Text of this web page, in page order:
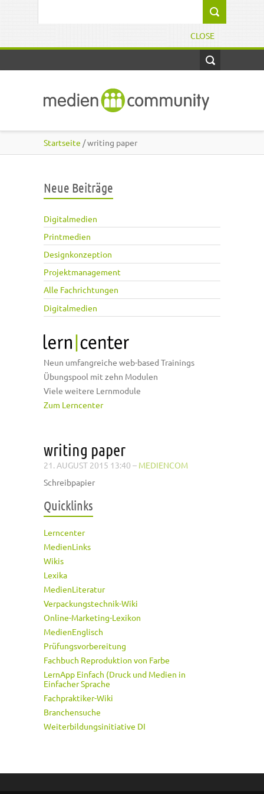
CLOSE
Startseite / writing paper
Neue Beiträge
Digitalmedien
Printmedien
Designkonzeption
Projektmanagement
Alle Fachrichtungen
Digitalmedien
Neun umfangreiche web-based Trainings
Übungspool mit zehn Modulen
Viele weitere Lernmodule
Zum Lerncenter
writing paper
21. AUGUST 2015 13:40 – MEDIENCOM
Schreibpapier
Quicklinks
Lerncenter
MedienLinks
Wikis
Lexika
MedienLiteratur
Verpackungstechnik-Wiki
Online-Marketing-Lexikon
MedienEnglisch
Prüfungsvorbereitung
Fachbuch Reproduktion von Farbe
LernApp Einfach (Druck und Medien in
Einfacher Sprache
Fachpraktiker-Wiki
Branchensuche
Weiterbildungsinitiative DI